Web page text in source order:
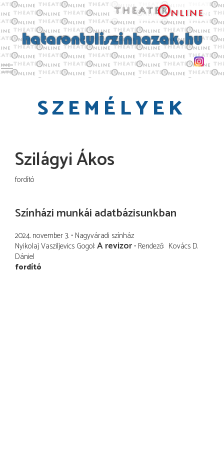
Toggle main menu visibility
SZEMÉLYEK
Szilágyi Ákos
fordító
Színházi munkái adatbázisunkban
2024. november 3. Nagyváradi színház
Nyikolaj Vasziljevics Gogol A revizor Rendező Kovács D.
Dániel
fordító